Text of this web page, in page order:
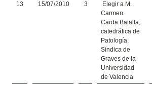
13 15/07/2010 3
Elegir a M.
Carmen
Carda Batalla,
catedrática de
Patología,
Síndica de
Graves de la
Universidad
de Valencia